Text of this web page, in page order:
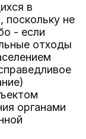
в
поскольку не
- если
отходы
органами